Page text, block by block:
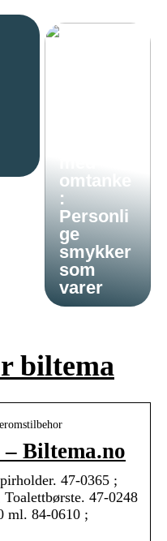
omtanke
:
Personli
ge
smykker
som
varer
biltema
Biltema.no
47-0365 ;
47-0248
ml. 84-0610 ;